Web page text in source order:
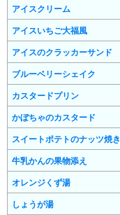
アイスクリーム
アイスいちご大福風
アイスのクラッカーサンド
ブルーベリーシェイク
カスタードプリン
かぼちゃのカスタード
スイートポテトのナッツ焼き
牛乳かんの果物添え
オレンジくず湯
しょうが湯